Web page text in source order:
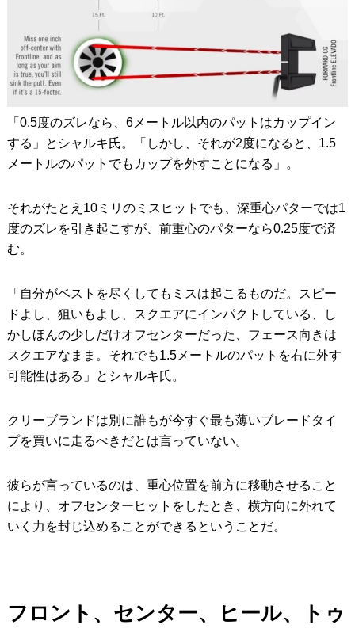
「0.5度のズレなら、6メートル以内のパットはカップイン
する」とシャルキ氏。「しかし、それが2度になると、1.5
メートルのパットでもカップを外すことになる」。
それがたとえ10ミリのミスヒットでも、深重心パターでは1
度のズレを引き起こすが、前重心のパターなら0.25度で済
む。
「自分がベストを尽くしてもミスは起こるものだ。スピー
ドよし、狙いもよし、スクエアにインパクトしている、し
かしほんの少しだけオフセンターだった、フェース向きは
スクエアなまま。それでも1.5メートルのパットを右に外す
可能性はある」とシャルキ氏。
クリーブランドは別に誰もが今すぐ最も薄いブレードタイ
プを買いに走るべきだとは言っていない。
彼らが言っているのは、重心位置を前方に移動させること
により、オフセンターヒットをしたとき、横方向に外れて
いく力を封じ込めることができるということだ。
フロント、センター、ヒール、トゥ